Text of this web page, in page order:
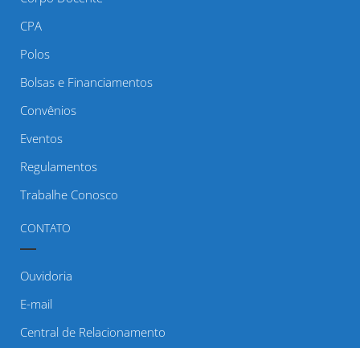
CPA
Polos
Bolsas e Financiamentos
Convênios
Eventos
Regulamentos
Trabalhe Conosco
CONTATO
Ouvidoria
E-mail
Central de Relacionamento